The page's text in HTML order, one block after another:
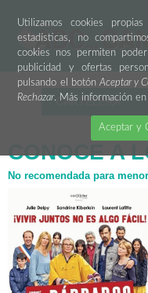
Utilizamos cookies
estadísticas, no
cookies nos permiten
publicidad y ofertas
pulsando el botón Aceptar y
Rechazar. Más información
Aceptar y
CARTELERA
CONOCE A
No recomendada para